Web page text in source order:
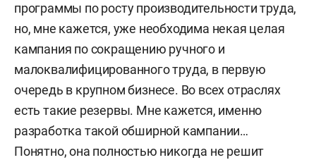
программы по росту производительности труда,
но, мне кажется, уже необходима некая целая
кампания по сокращению ручного и
малоквалифицированного труда, в первую
очередь в крупном бизнесе. Во всех отраслях
есть такие резервы. Мне кажется, именно
разработка такой обширной кампании…
Понятно, она полностью никогда не решит